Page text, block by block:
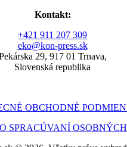
Kontakt:
+421 911 207 309
eko@kon-press.sk
29, 917 01 Trnava,
Slovenská republika
OBCHODNÉ
SPRACÚVANÍ